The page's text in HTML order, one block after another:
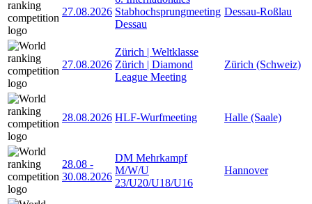
27.08.2026 Stabhochsprungmeeting
Dessau
Dessau-Roßlau
27.08.2026
Zürich | Weltklasse
Zürich | Diamond
League Meeting
Zürich (Schweiz)
28.08.2026 HLF-Wurfmeeting Halle (Saale)
28.08 -
30.08.2026
DM Mehrkampf
M/W/U
23/U20/U18/U16
Hannover